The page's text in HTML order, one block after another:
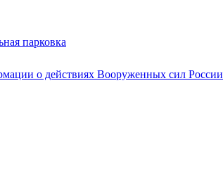
парковка
о действиях Вооруженных сил России